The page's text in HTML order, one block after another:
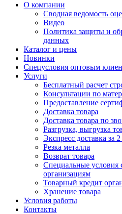
О компании
Сводная ведомость
Видео
Политика защиты и
данных
Каталог и цены
Новинки
Спецусловия оптовым
Услуги
Бесплатный расчет
Консультации по
Предоставление
Доставка товара
Доставка товара по
Разгрузка, выгрузка
Экспресс доставка за 2
Резка металла
Возврат товара
Специальные условия
организациям
Товарный кредит
Хранение товара
Условия работы
Контакты